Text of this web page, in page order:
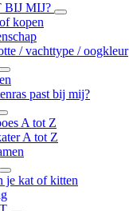
MIJ?
kopen
/ vachttype / oogkleur
past bij mij?
A tot Z
A tot Z
je kat of kitten